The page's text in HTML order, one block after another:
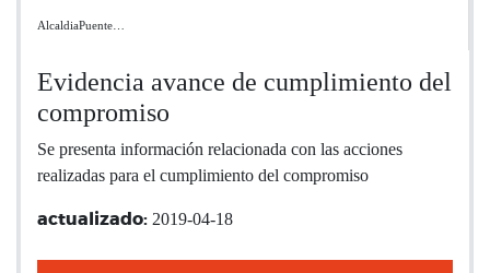
AlcaldiaPuente…
Evidencia avance de cumplimiento del
compromiso
Se presenta información relacionada con las acciones
realizadas para el cumplimiento del compromiso
actualizado: 2019-04-18